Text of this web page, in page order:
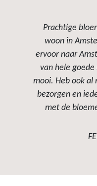
Prachtige
woon in
ervoor naar
van hele
mooi. Heb ook al
bezorgen en
met de